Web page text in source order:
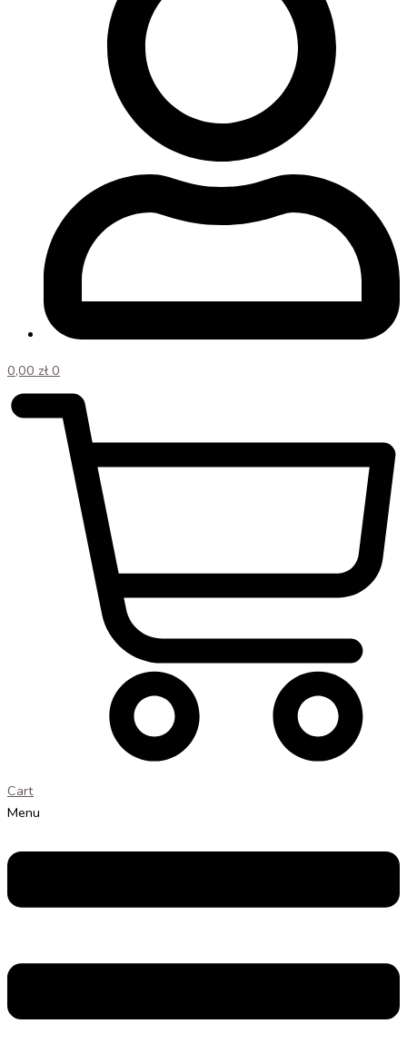
0,00 zł 0
Cart
Menu